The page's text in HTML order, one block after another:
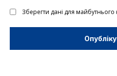
Зберегти дані для